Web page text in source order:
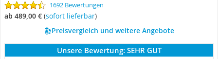
1692 Bewertungen
ab 489,00 € ( Sofort lieferbar)
Preisvergleich und weitere Angebote
Unsere Bewertung: SEHR GUT